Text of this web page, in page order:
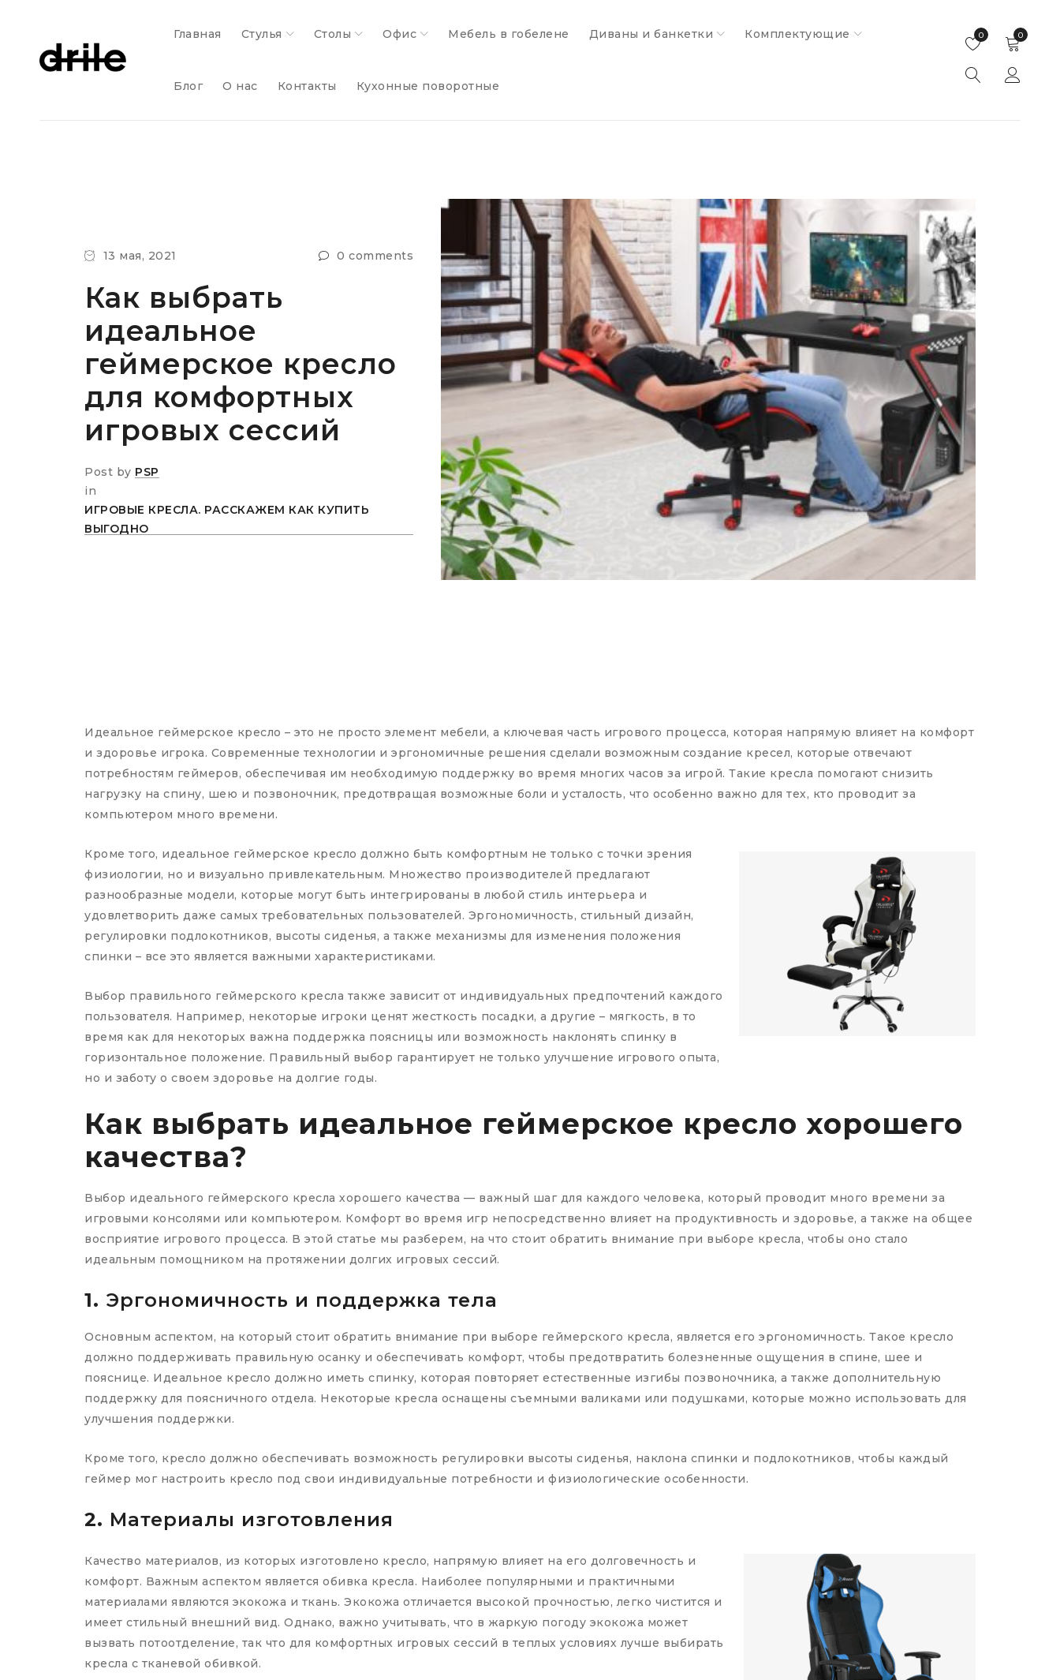
Главная Стулья Столы Офис Мебель в гобелене Диваны и банкетки Комплектующие
Блог О нас Контакты Кухонные поворотные
0
0
13 мая, 2021 0 comments
Как выбрать
идеальное
геймерское кресло
для комфортных
игровых сессий
Post by PSP
in
ИГРОВЫЕ КРЕСЛА. РАССКАЖЕМ КАК КУПИТЬ
ВЫГОДНО
Идеальное геймерское кресло – это не просто элемент мебели, а ключевая часть игрового процесса, которая напрямую влияет на комфорт
и здоровье игрока. Современные технологии и эргономичные решения сделали возможным создание кресел, которые отвечают
потребностям геймеров, обеспечивая им необходимую поддержку во время многих часов за игрой. Такие кресла помогают снизить
нагрузку на спину, шею и позвоночник, предотвращая возможные боли и усталость, что особенно важно для тех, кто проводит за
компьютером много времени.
Кроме того, идеальное геймерское кресло должно быть комфортным не только с точки зрения
физиологии, но и визуально привлекательным. Множество производителей предлагают
разнообразные модели, которые могут быть интегрированы в любой стиль интерьера и
удовлетворить даже самых требовательных пользователей. Эргономичность, стильный дизайн,
регулировки подлокотников, высоты сиденья, а также механизмы для изменения положения
спинки – все это является важными характеристиками.
Выбор правильного геймерского кресла также зависит от индивидуальных предпочтений каждого
пользователя. Например, некоторые игроки ценят жесткость посадки, а другие – мягкость, в то
время как для некоторых важна поддержка поясницы или возможность наклонять спинку в
горизонтальное положение. Правильный выбор гарантирует не только улучшение игрового опыта,
но и заботу о своем здоровье на долгие годы.
Как выбрать идеальное геймерское кресло хорошего
качества?
Выбор идеального геймерского кресла хорошего качества — важный шаг для каждого человека, который проводит много времени за
игровыми консолями или компьютером. Комфорт во время игр непосредственно влияет на продуктивность и здоровье, а также на общее
восприятие игрового процесса. В этой статье мы разберем, на что стоит обратить внимание при выборе кресла, чтобы оно стало
идеальным помощником на протяжении долгих игровых сессий.
1. Эргономичность и поддержка тела
Основным аспектом, на который стоит обратить внимание при выборе геймерского кресла, является его эргономичность. Такое кресло
должно поддерживать правильную осанку и обеспечивать комфорт, чтобы предотвратить болезненные ощущения в спине, шее и
пояснице. Идеальное кресло должно иметь спинку, которая повторяет естественные изгибы позвоночника, а также дополнительную
поддержку для поясничного отдела. Некоторые кресла оснащены съемными валиками или подушками, которые можно использовать для
улучшения поддержки.
Кроме того, кресло должно обеспечивать возможность регулировки высоты сиденья, наклона спинки и подлокотников, чтобы каждый
геймер мог настроить кресло под свои индивидуальные потребности и физиологические особенности.
2. Материалы изготовления
Качество материалов, из которых изготовлено кресло, напрямую влияет на его долговечность и
комфорт. Важным аспектом является обивка кресла. Наиболее популярными и практичными
материалами являются экокожа и ткань. Экокожа отличается высокой прочностью, легко чистится и
имеет стильный внешний вид. Однако, важно учитывать, что в жаркую погоду экокожа может
вызвать потоотделение, так что для комфортных игровых сессий в теплых условиях лучше выбирать
кресла с тканевой обивкой.